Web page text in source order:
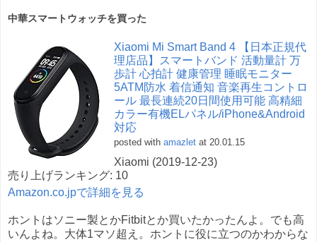
中華スマートウォッチを買った
Xiaomi Mi Smart Band 4 【日本正規代
理店品】スマートバンド 活動量計 万
歩計 心拍計 健康管理 睡眠モニター
5ATM防水 着信通知 音楽再生コントロ
ール 最長連続20日間使用可能 高精細
カラー有機ELパネル/iPhone&Android
対応
posted with amazlet at 20.01.15
Xiaomi (2019-12-23)
売り上げランキング: 10
Amazon.co.jpで詳細を見る
ホントはソニー製とかFitbitとか買いたかったんよ。でも高
いんよね。大体1マソ超え。ホントに役に立つのかわからな